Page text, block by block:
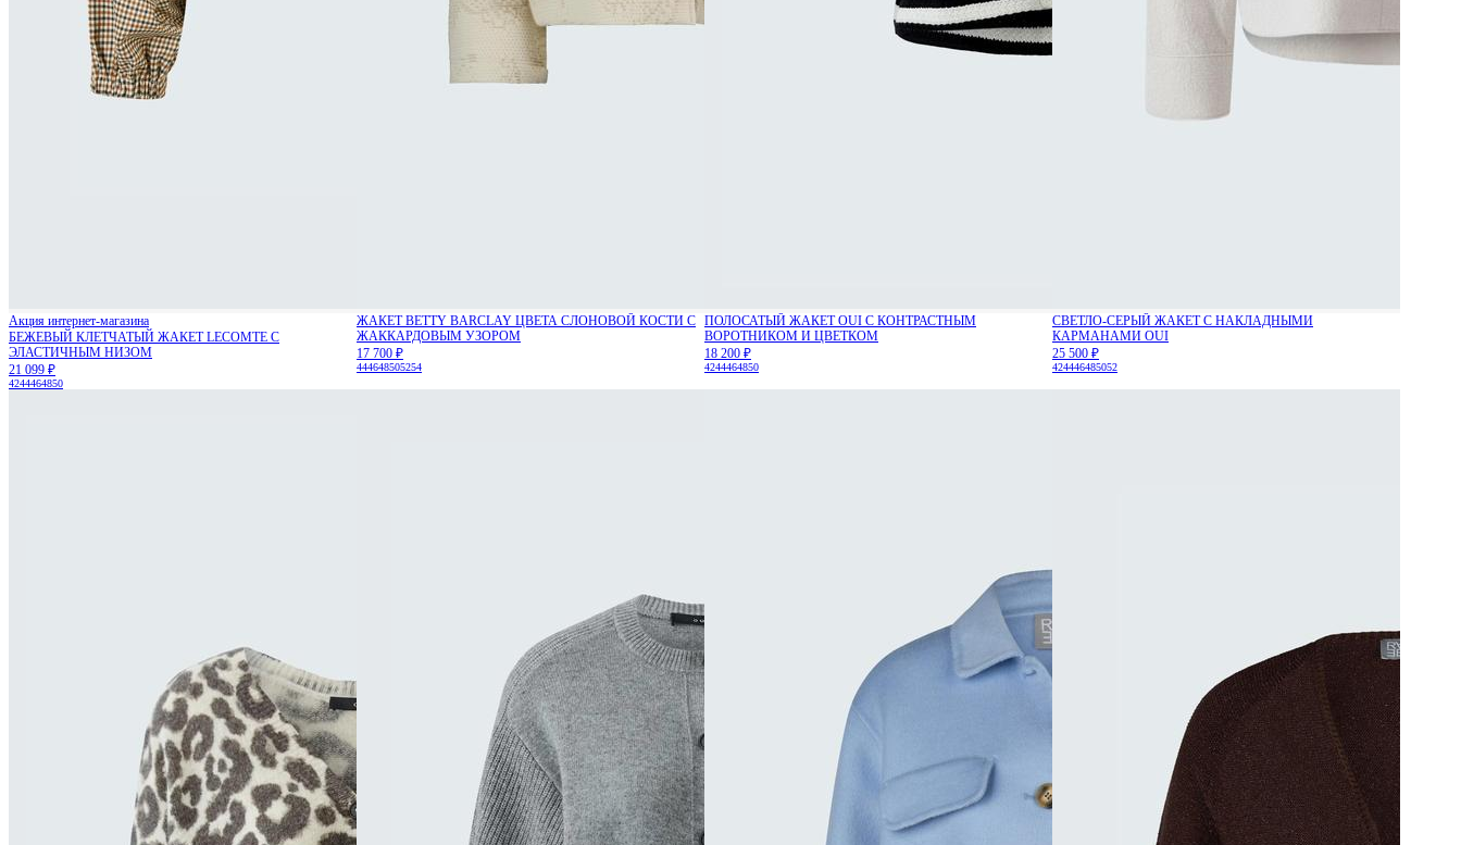
Акция интернет-магазина
БЕЖЕВЫЙ КЛЕТЧАТЫЙ ЖАКЕТ LECOMTE С
ЭЛАСТИЧНЫМ НИЗОМ
21 099 ₽
4244464850
ЖАКЕТ BETTY BARCLAY ЦВЕТА СЛОНОВОЙ КОСТИ С
ЖАККАРДОВЫМ УЗОРОМ
17 700 ₽
444648505254
ПОЛОСАТЫЙ ЖАКЕТ OUI С КОНТРАСТНЫМ
ВОРОТНИКОМ И ЦВЕТКОМ
18 200 ₽
4244464850
СВЕТЛО-СЕРЫЙ ЖАКЕТ С НАКЛАДНЫМИ
КАРМАНАМИ OUI
25 500 ₽
424446485052